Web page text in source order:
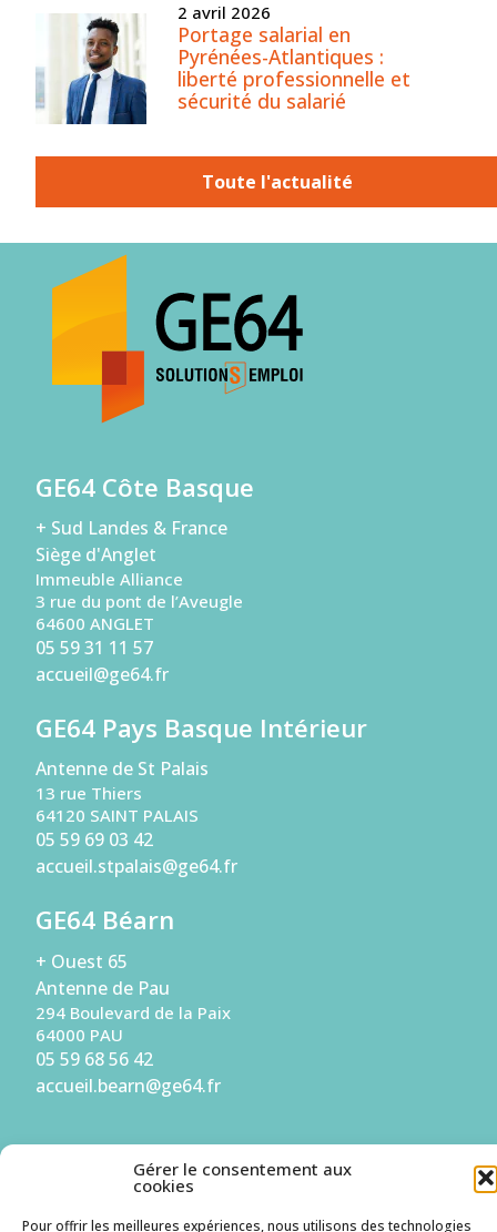
Gérer le consentement aux
cookies
Pour offrir les meilleures expériences, nous utilisons des technologies
2 avril 2026
Portage salarial en
Pyrénées-Atlantiques :
liberté professionnelle et
sécurité du salarié
Toute l'actualité
GE64 Côte Basque
+ Sud Landes & France
Siège d'Anglet
Immeuble Alliance
3 rue du pont de l’Aveugle
64600 ANGLET
05 59 31 11 57
accueil@ge64.fr
GE64 Pays Basque Intérieur
Antenne de St Palais
13 rue Thiers
64120 SAINT PALAIS
05 59 69 03 42
accueil.stpalais@ge64.fr
GE64 Béarn
+ Ouest 65
Antenne de Pau
294 Boulevard de la Paix
64000 PAU
05 59 68 56 42
accueil.bearn@ge64.fr
S'inscrire à la Newsletter